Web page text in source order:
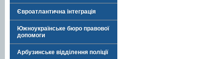
Євроатлантична інтеграція
Южноукраїнське бюро правової
допомоги
Арбузинське відділення поліції